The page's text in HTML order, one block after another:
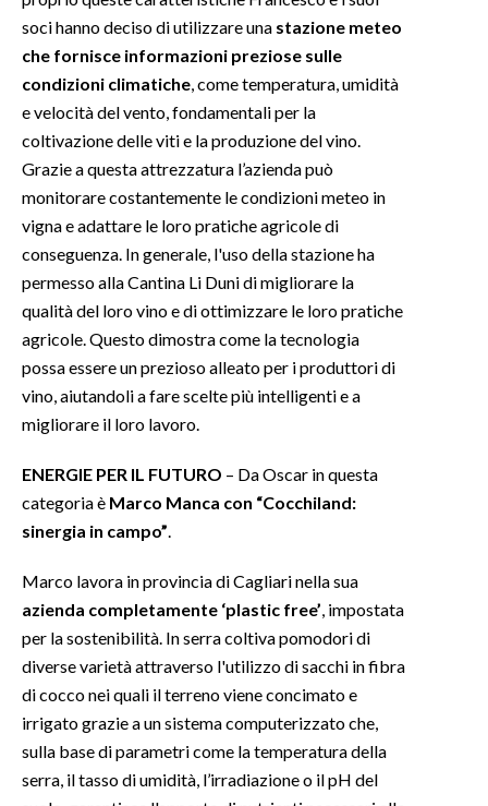
soci hanno deciso di utilizzare una stazione meteo
che fornisce informazioni preziose sulle
condizioni climatiche , come temperatura, umidità
e velocità del vento, fondamentali per la
coltivazione delle viti e la produzione del vino.
Grazie a questa attrezzatura l’azienda può
monitorare costantemente le condizioni meteo in
vigna e adattare le loro pratiche agricole di
conseguenza. In generale, l'uso della stazione ha
permesso alla Cantina Li Duni di migliorare la
qualità del loro vino e di ottimizzare le loro pratiche
agricole. Questo dimostra come la tecnologia
possa essere un prezioso alleato per i produttori di
vino, aiutandoli a fare scelte più intelligenti e a
migliorare il loro lavoro.
ENERGIE PER IL FUTURO – Da Oscar in questa
categoria è Marco Manca con “Cocchiland:
sinergia in campo”
Marco lavora in provincia di Cagliari nella sua
azienda completamente ‘plastic free’ , impostata
per la sostenibilità. In serra coltiva pomodori di
diverse varietà attraverso l'utilizzo di sacchi in fibra
di cocco nei quali il terreno viene concimato e
irrigato grazie a un sistema computerizzato che,
sulla base di parametri come la temperatura della
serra, il tasso di umidità, l’irradiazione o il pH del